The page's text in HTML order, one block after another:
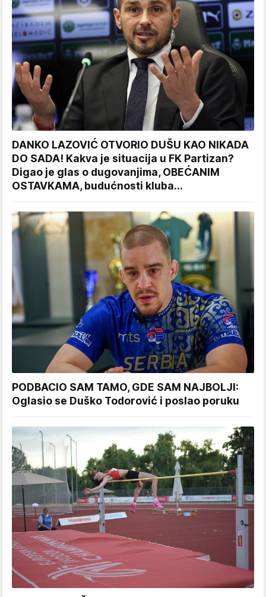
DANKO LAZOVIĆ OTVORIO DUŠU KAO NIKADA
DO SADA! Kakva je situacija u FK Partizan?
Digao je glas o dugovanjima, OBEĆANIM
OSTAVKAMA, budućnosti kluba...
PODBACIO SAM TAMO, GDE SAM NAJBOLJI:
Oglasio se Duško Todorović i poslao poruku